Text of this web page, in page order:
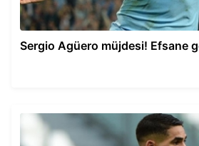
Sergio Agüero müjdesi! Efsane